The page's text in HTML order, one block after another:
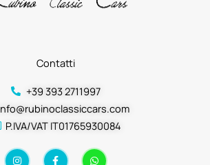
Contatti
+39 393 2711997
P.IVA/VAT IT01765930084
I
n
F
a
W
h